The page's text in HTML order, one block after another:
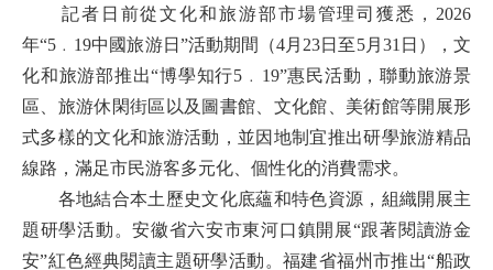
記者日前從文化和旅游部市場管理司獲悉，2026
年“5﹒19中國旅游日”活動期間（4月23日至5月31日），文
化和旅游部推出“博學知行5﹒19”惠民活動，聯動旅游景
區、旅游休閑街區以及圖書館、文化館、美術館等開展形
式多樣的文化和旅游活動，並因地制宜推出研學旅游精品
線路，滿足市民游客多元化、個性化的消費需求。
各地結合本土歷史文化底蘊和特色資源，組織開展主
題研學活動。安徽省六安市東河口鎮開展“跟著閱讀游金
安”紅色經典閱讀主題研學活動。福建省福州市推出“船政